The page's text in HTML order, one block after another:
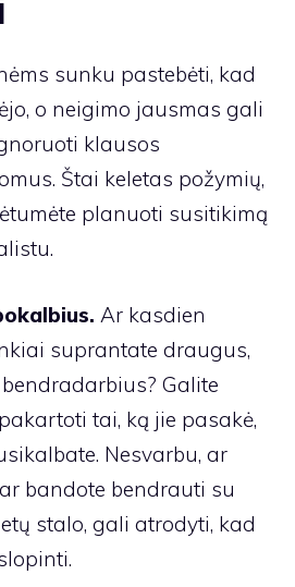
sunku pastebėti, kad
o neigimo jausmas gali
klausos
Štai keletas požymių,
planuoti susitikimą
Ar kasdien
suprantate draugus,
Galite
tai, ką jie pasakė,
Nesvarbu, ar
bandote bendrauti su
stalo, gali atrodyti, kad